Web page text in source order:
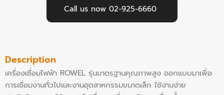
Call us now 02-925-6660
Description
เครื่องเชื่อมไฟฟ้า ROWEL รุ่นมาตรฐานคุณภาพสูง ออกแบบมาเพื่อ
การเชื่อมงานทั่วไปและงานอุตสาหกรรมขนาดเล็ก ใช้งานง่าย